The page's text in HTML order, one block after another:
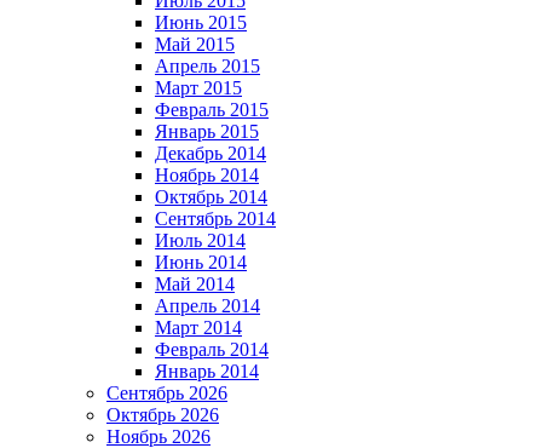
Июнь 2015
Май 2015
Апрель 2015
Март 2015
Февраль 2015
Январь 2015
Декабрь 2014
Ноябрь 2014
Октябрь 2014
Сентябрь 2014
Июль 2014
Июнь 2014
Май 2014
Апрель 2014
Март 2014
Февраль 2014
Январь 2014
Сентябрь 2026
Октябрь 2026
Ноябрь 2026